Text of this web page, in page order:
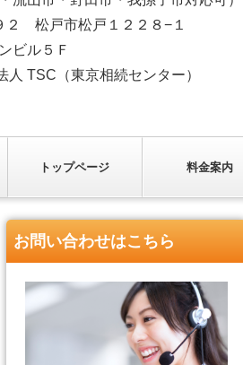
２ 松戸市松戸１２２８−１
ビル５Ｆ
人 TSC（東京相続センター）
トップページ 料金案内
お問い合わせはこちら